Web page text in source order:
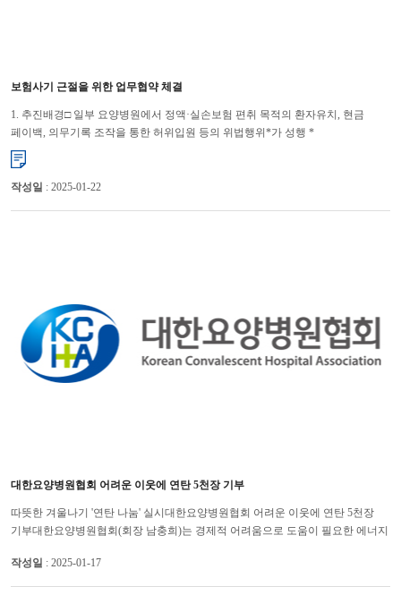
보험사기 근절을 위한 업무협약 체결
1. 추진배경□ 일부 요양병원에서 정액·실손보험 편취 목적의 환자유치, 현금
페이백, 의무기록 조작을 통한 허위입원 등의 위법행위*가 성행 *
「KBS시사교양 창(439회 : 암환자를 삽니다」에서도 암전문 요양병원의 불법 페
�...
작성일 : 2025-01-22
대한요양병원협회 어려운 이웃에 연탄 5천장 기부
따뜻한 겨울나기 '연탄 나눔' 실시대한요양병원협회 어려운 이웃에 연탄 5천장
기부대한요양병원협회(회장 남충희)는 경제적 어려움으로 도움이 필요한 에너지
작성일 : 2025-01-17